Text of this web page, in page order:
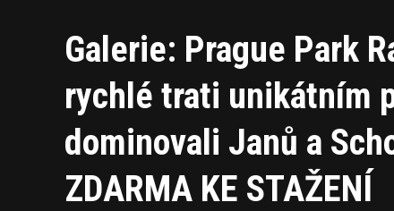
Galerie: Prague Park
rychlé trati unikátním
dominovali Janů a
ZDARMA KE STAŽENÍ